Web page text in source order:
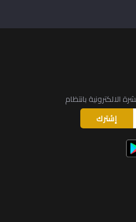
الالكترونية بانتظام